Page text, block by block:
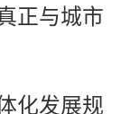
正与城市
化发展规